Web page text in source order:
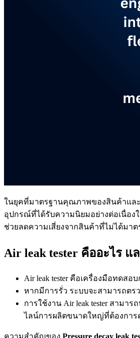
ในยุคที่มาตรฐานคุณภาพของสินค้าแล
อุปกรณ์ที่ได้รับความนิยมอย่างต่อเนื่อง
ช่วยลดความเสี่ยงจากสินค้าที่ไม่ได้มา
Air leak tester คืออะไร แ
Air leak tester คือเครื่องมือทดส
หากมีการรั่ว ระบบจะสามารถต
การใช้งาน Air leak tester สาม
ไลน์การผลิตขนาดใหญ่ที่ต้องการ